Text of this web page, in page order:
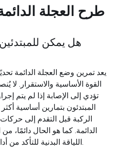
طرح العجلة
هل يمكن للمبتدئين
يعد تمرين وضع العجلة الدائمة
القوة الأساسية والاستقرار. لا
تؤدي إلى الإصابة إذا لم يتم
المبتدئون بتمارين أساسية
الركبة قبل التقدم إلى
الدائمة. كما هو الحال
اللياقة البدنية للتأكد من أداء التمارين بشكل صحيح وآمن.